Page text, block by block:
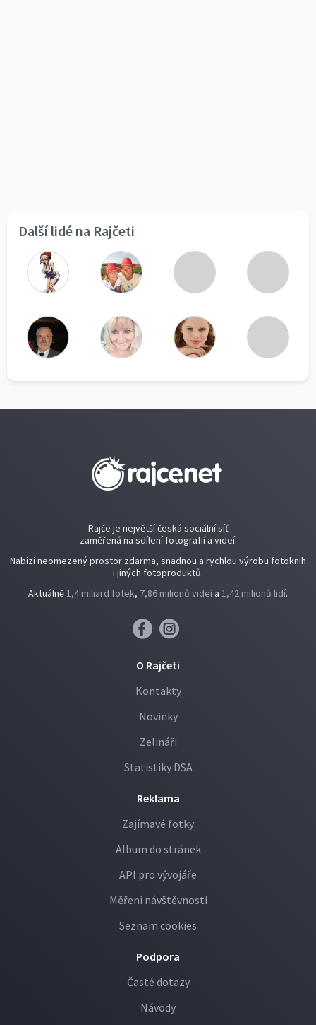
Další lidé na Rajčeti
Rajče je největší česká sociální síť
zaměřená na sdílení fotografií a videí.
Nabízí neomezený prostor zdarma, snadnou a rychlou výrobu fotoknih
i jiných fotoproduktů.
Aktuálně1,4 miliard fotek, 7,86 milionů videí a 1,42 milionů lidí.
O Rajčeti
Kontakty
Novinky
Zelináři
Statistiky DSA
Reklama
Zajímavé fotky
Album do stránek
API pro vývojáře
Měření návštěvnosti
Seznam cookies
Podpora
Časté dotazy
Návody